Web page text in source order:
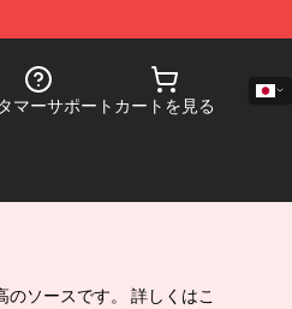
マーサポート カートを見る
ソースです。 詳しくはこ